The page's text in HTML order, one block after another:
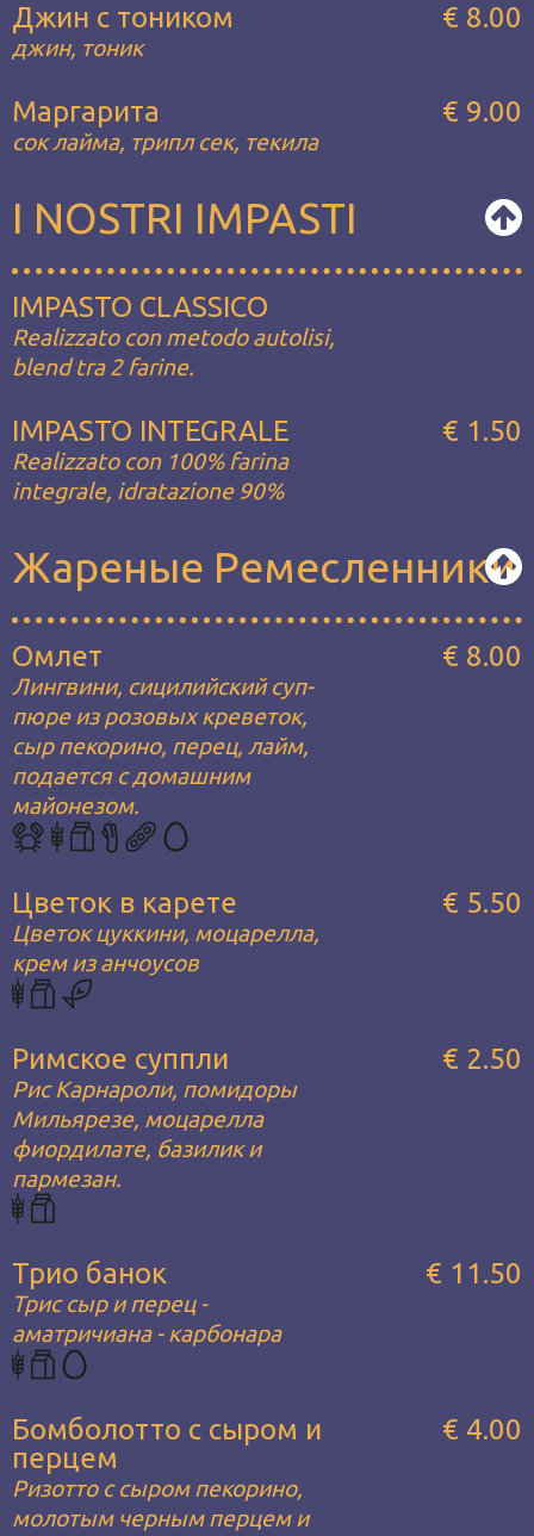
Джин с тоником
джин, тоник
€ 8.00
Маргарита
сок лайма, трипл сек, текила
€ 9.00
I NOSTRI IMPASTI
IMPASTO CLASSICO
Realizzato con metodo autolisi,
blend tra 2 farine.
IMPASTO INTEGRALE
Realizzato con 100% farina
integrale, idratazione 90%
€ 1.50
Жареные Ремесленники
Омлет
Лингвини, сицилийский суп-
пюре из розовых креветок,
сыр пекорино, перец, лайм,
подается с домашним
майонезом.
€ 8.00
Цветок в карете
Цветок цуккини, моцарелла,
крем из анчоусов
€ 5.50
Римское суппли
Рис Карнароли, помидоры
Мильярезе, моцарелла
фиордилате, базилик и
пармезан.
€ 2.50
Трио банок
Трис сыр и перец -
аматричиана - карбонара
€ 11.50
Бомболотто с сыром и
перцем
Ризотто с сыром пекорино,
молотым черным перцем и
€ 4.00